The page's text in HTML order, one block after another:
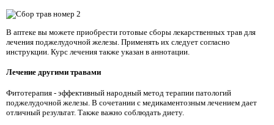
В аптеке вы можете приобрести готовые сборы лекарственных трав для
лечения поджелудочной железы. Применять их следует согласно
инструкции. Курс лечения также указан в аннотации.
Лечение другими травами
Фитотерапия - эффективный народный метод терапии патологий
поджелудочной железы. В сочетании с медикаментозным лечением дает
отличный результат. Также важно соблюдать диету.